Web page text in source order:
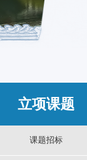
立项课题
课题招标